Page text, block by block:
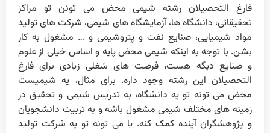
فارغ التحصیلان رشته شیمی محض می تونن تو مراکز
تحقیقاتی، دانشگاه ها، آزمایشگاه های شیمی، شرکت های تولید
مواد شیمیایی، صنایع نفت و پتروشیمی و … مشغول به کار
بشن. با توجه به اینکه شیمی محض پایه و اساس خیلی از علوم
و صنایع دیگه هست، فرصت های شغلی زیادی برای فارغ
التحصیلان این رشته وجود داره. برای مثال، یه شیمیست
محض می تونه تو یه دانشگاه، به تدریس شیمی و تحقیق در
زمینه های مختلف شیمی مشغول باشه و به تربیت دانشجویان
و پژوهشگران آینده کمک کنه. یا می تونه تو یه شرکت تولید